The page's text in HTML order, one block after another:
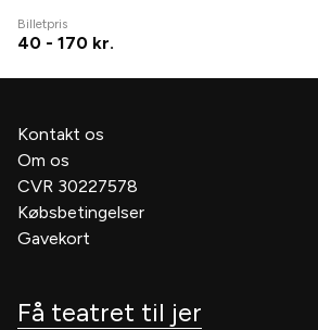
Billetpris
40 - 170 kr.
Kontakt os
Om os
CVR 30227578
Købsbetingelser
Gavekort
Få teatret til jer